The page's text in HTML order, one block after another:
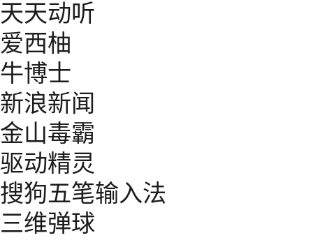
天天动听
爱西柚
牛博士
新浪新闻
金山毒霸
驱动精灵
搜狗五笔输入法
三维弹球